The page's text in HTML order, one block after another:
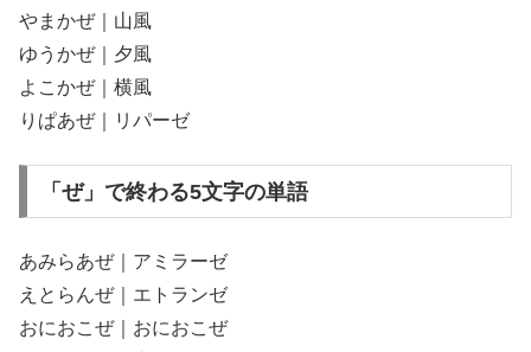
やまかぜ｜山風
ゆうかぜ｜夕風
よこかぜ｜横風
りぱあぜ｜リパーゼ
「ぜ」で終わる5文字の単語
あみらあぜ｜アミラーゼ
えとらんぜ｜エトランゼ
おにおこぜ｜おにおこぜ